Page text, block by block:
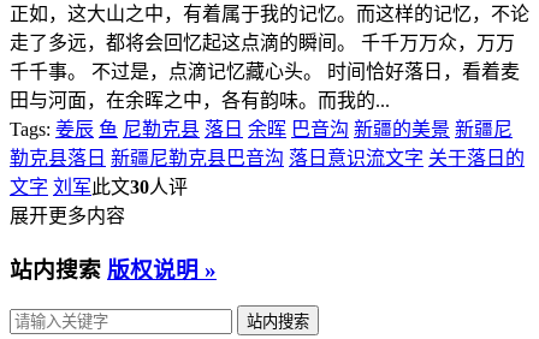
正如，这大山之中，有着属于我的记忆。而这样的记忆，不论
走了多远，都将会回忆起这点滴的瞬间。 千千万万众，万万
千千事。 不过是，点滴记忆藏心头。 时间恰好落日，看着麦
田与河面，在余晖之中，各有韵味。而我的...
Tags: 姜辰 鱼 尼勒克县 落日 余晖 巴音沟 新疆的美景 新疆尼
勒克县落日 新疆尼勒克县巴音沟 落日意识流文字 关于落日的
文字 刘军此文30人评
展开更多内容
站内搜索 版权说明 »